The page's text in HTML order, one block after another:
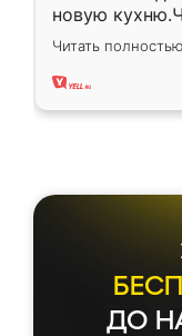
новую
вполне
два года,
Читать полностью
ДО